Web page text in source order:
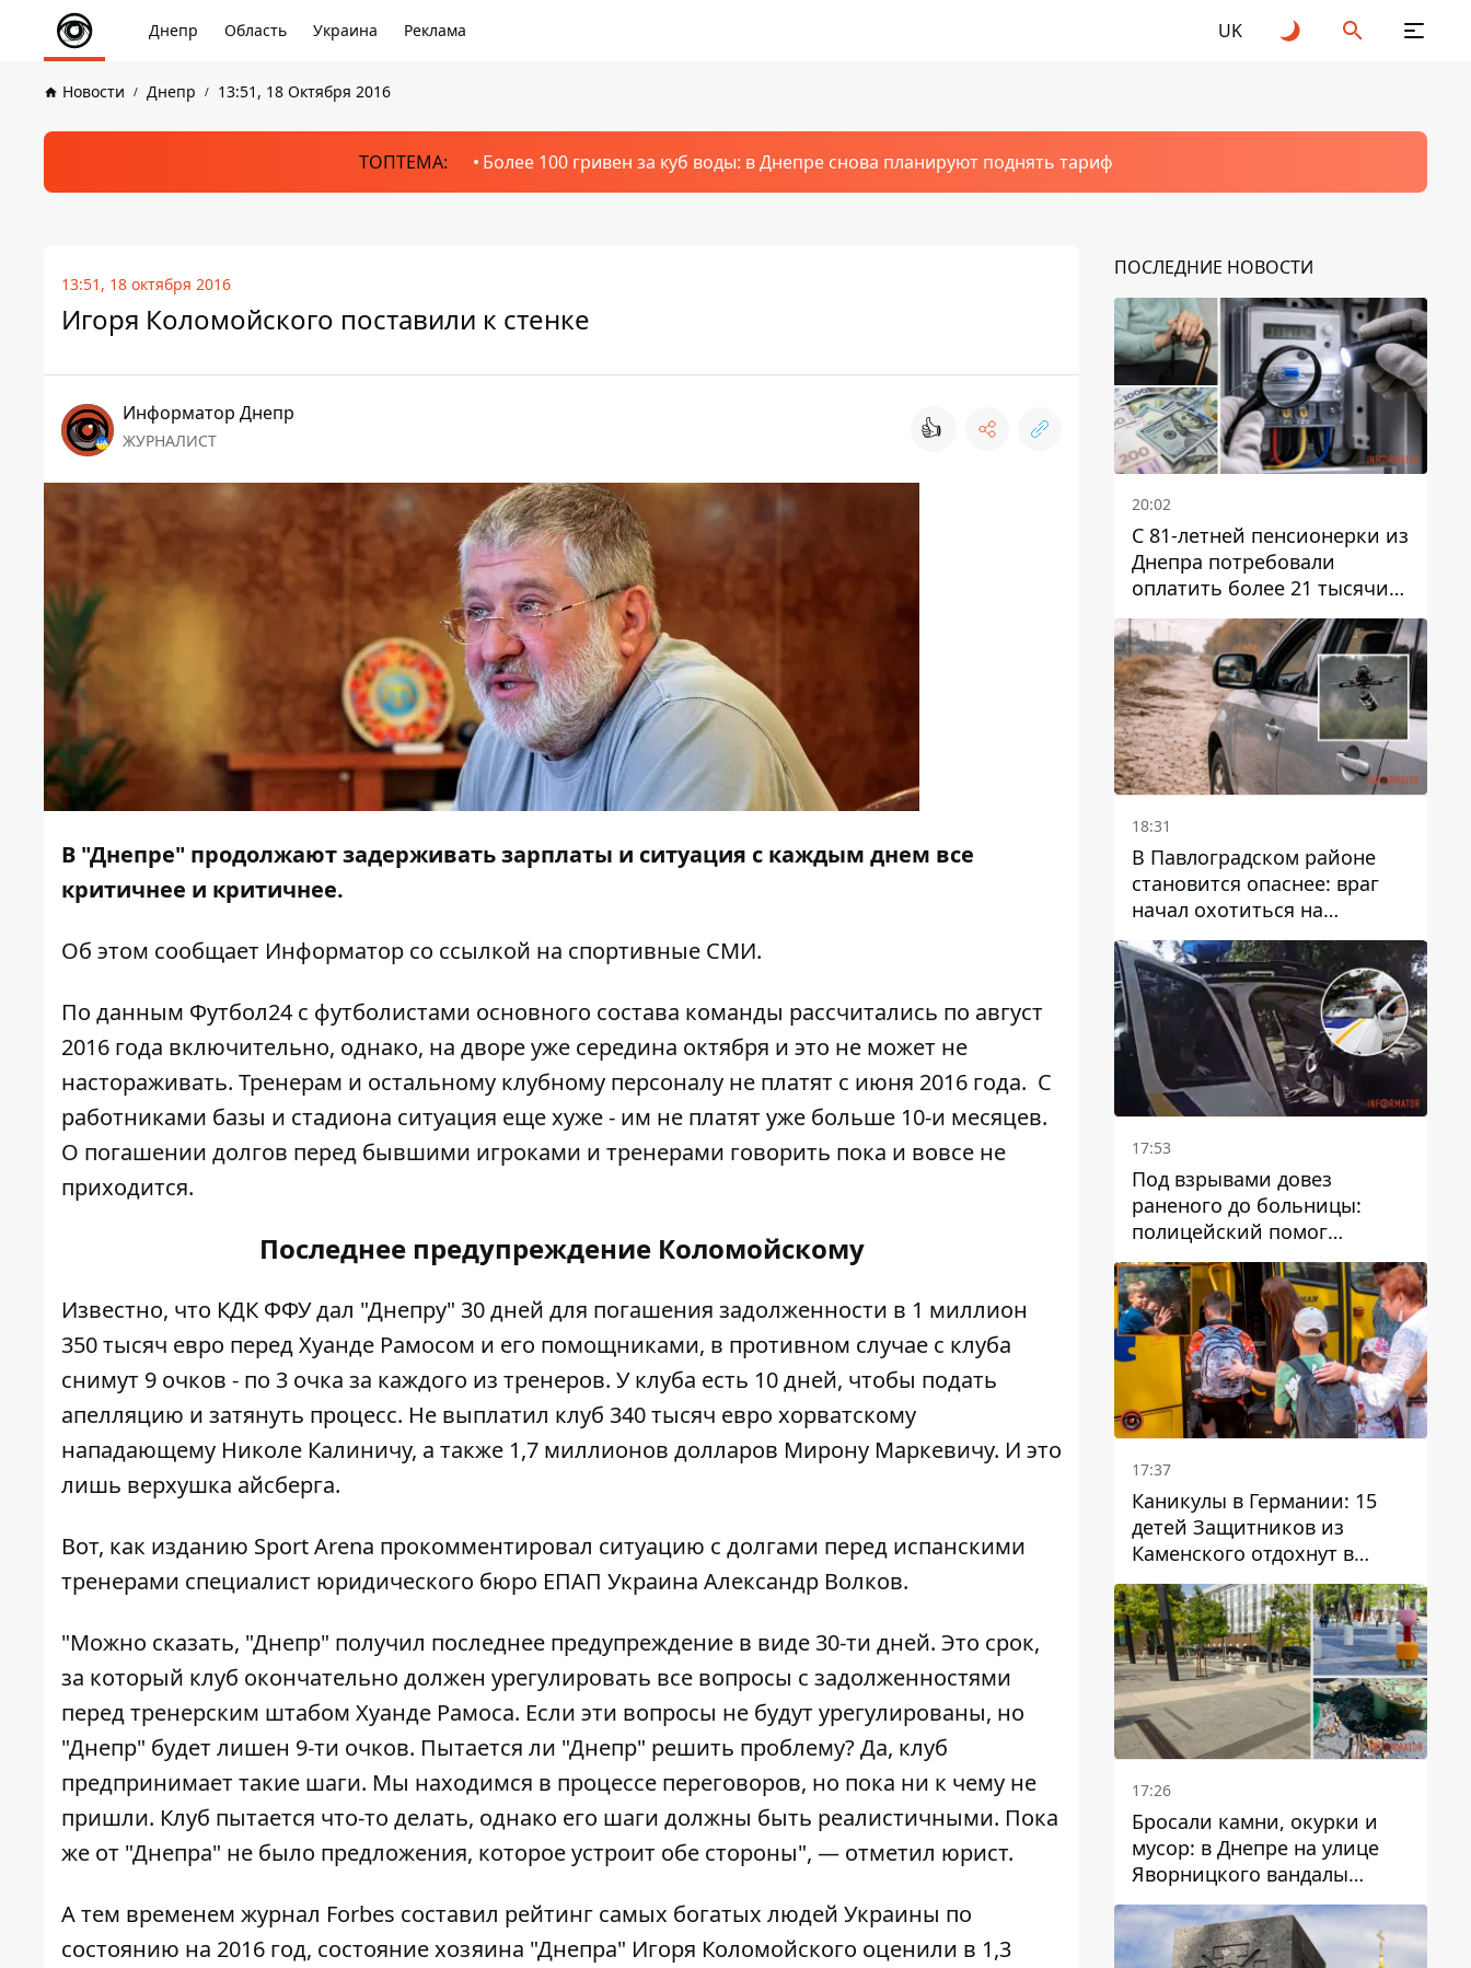
Днепр Область Украина Реклама UK
Новости Днепр 13:51, 18 Октября 2016
ТОПТЕМА: Более 100 гривен за куб воды: в Днепре снова планируют поднять тариф
13:51, 18 октября 2016
Игоря Коломойского поставили к стенке
Информатор Днепр
ЖУРНАЛИСТ 👍
В "Днепре" продолжают задерживать зарплаты и ситуация с каждым днем все
критичнее и критичнее.
Об этом сообщает Информатор со ссылкой на спортивные СМИ.
По данным Футбол24 с футболистами основного состава команды рассчитались по август
2016 года включительно, однако, на дворе уже середина октября и это не может не
настораживать. Тренерам и остальному клубному персоналу не платят с июня 2016 года. С
работниками базы и стадиона ситуация еще хуже - им не платят уже больше 10-и месяцев.
О погашении долгов перед бывшими игроками и тренерами говорить пока и вовсе не
приходится.
Последнее предупреждение Коломойскому
Известно, что КДК ФФУ дал "Днепру" 30 дней для погашения задолженности в 1 миллион
350 тысяч евро перед Хуанде Рамосом и его помощниками, в противном случае с клуба
снимут 9 очков - по 3 очка за каждого из тренеров. У клуба есть 10 дней, чтобы подать
апелляцию и затянуть процесс. Не выплатил клуб 340 тысяч евро хорватскому
нападающему Николе Калиничу, а также 1,7 миллионов долларов Мирону Маркевичу. И это
лишь верхушка айсберга.
Вот, как изданию Sport Arena прокомментировал ситуацию с долгами перед испанскими
тренерами специалист юридического бюро ЕПАП Украина Александр Волков.
"Можно сказать, "Днепр" получил последнее предупреждение в виде 30-ти дней. Это срок,
за который клуб окончательно должен урегулировать все вопросы с задолженностями
перед тренерским штабом Хуанде Рамоса. Если эти вопросы не будут урегулированы, но
"Днепр" будет лишен 9-ти очков. Пытается ли "Днепр" решить проблему? Да, клуб
предпринимает такие шаги. Мы находимся в процессе переговоров, но пока ни к чему не
пришли. Клуб пытается что-то делать, однако его шаги должны быть реалистичными. Пока
же от "Днепра" не было предложения, которое устроит обе стороны", — отметил юрист.
А тем временем журнал Forbes составил рейтинг самых богатых людей Украины по
состоянию на 2016 год, состояние хозяина "Днепра" Игоря Коломойского оценили в 1,3
ПОСЛЕДНИЕ НОВОСТИ
20:02
С 81-летней пенсионерки из
Днепра потребовали
оплатить более 21 тысячи
гривен за "вмешательство в
работу счетчика"
18:31
В Павлоградском районе
становится опаснее: враг
начал охотиться на
гражданский и военный
транспорт
17:53
Под взрывами довез
раненого до больницы:
полицейский помог
пострадавшему после атаки
на Каменский район
17:37
Каникулы в Германии: 15
детей Защитников из
Каменского отдохнут в
Вуппертале
17:26
Бросали камни, окурки и
мусор: в Днепре на улице
Яворницкого вандалы
повредили питьевые
фонтаны